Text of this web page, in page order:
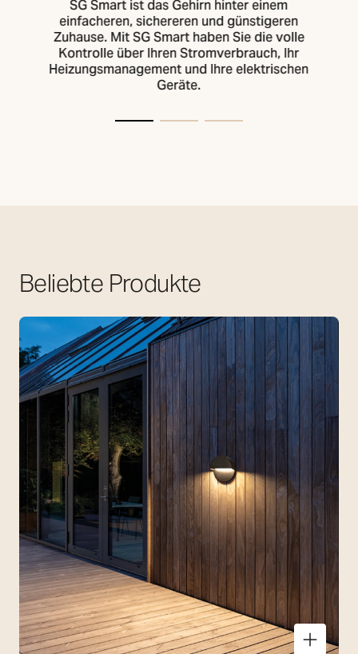
SG Smart ist das Gehirn hinter einem
einfacheren, sichereren und günstigeren
Zuhause. Mit SG Smart haben Sie die volle
Kontrolle über Ihren Stromverbrauch, Ihr
Heizungsmanagement und Ihre elektrischen
Geräte.
Beliebte Produkte